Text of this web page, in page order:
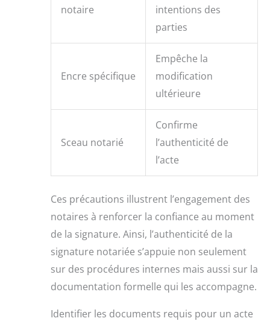
notaire
intentions des
parties
Encre spécifique
Empêche la
modification
ultérieure
Sceau notarié
Confirme
l’authenticité de
l’acte
Ces précautions illustrent l’engagement des
notaires à renforcer la confiance au moment
de la signature. Ainsi, l’authenticité de la
signature notariée s’appuie non seulement
sur des procédures internes mais aussi sur la
documentation formelle qui les accompagne.
Identifier les documents requis pour un acte